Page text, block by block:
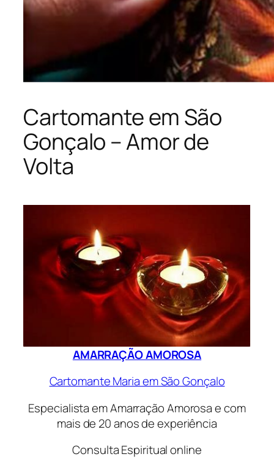
Cartomante em São
Gonçalo – Amor de
Volta
AMARRAÇÃO AMOROSA
Cartomante Maria em São Gonçalo
Especialista em Amarração Amorosa e com
mais de 20 anos de experiência
Consulta Espiritual online